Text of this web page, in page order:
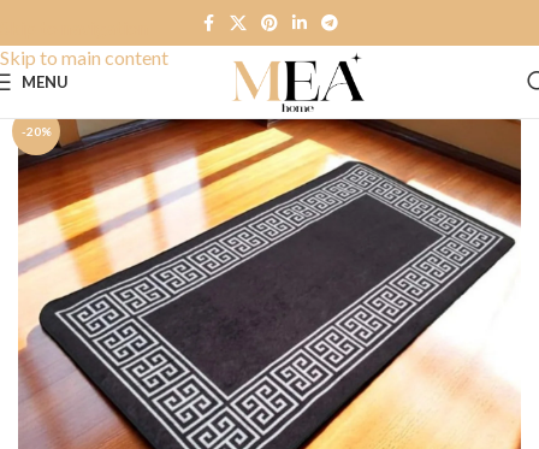
Skip to main content
MENU
-20%